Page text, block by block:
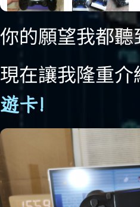
你的願望我都聽
現在讓我隆重
遊卡!